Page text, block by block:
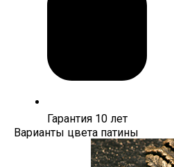
Гарантия 10 лет
Варианты цвета патины